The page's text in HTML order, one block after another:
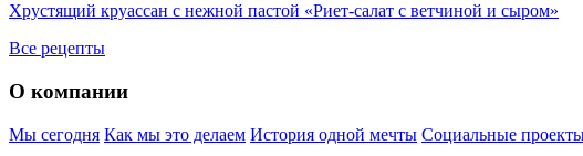
Хрустящий круассан с нежной пастой «Риет-салат с ветчиной и сыром»
Все рецепты
О компании
Мы сегодня Как мы это делаем История одной мечты Социальные